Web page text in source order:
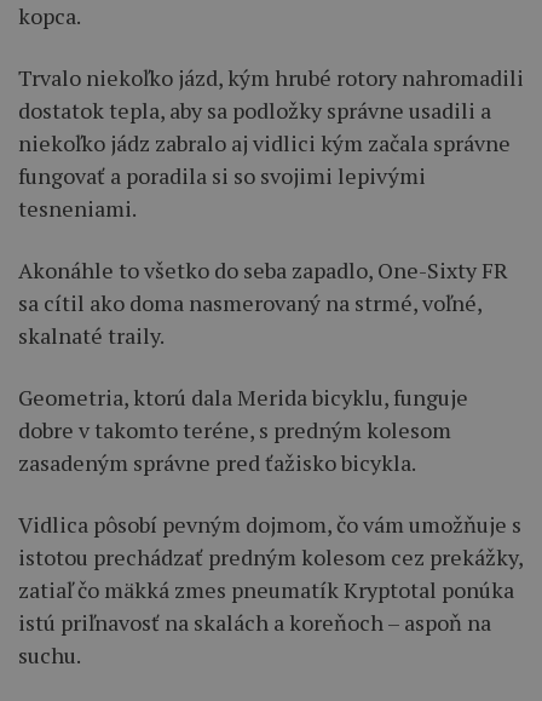
kopca.
Trvalo niekoľko jázd, kým hrubé rotory nahromadili
dostatok tepla, aby sa podložky správne usadili a
niekoľko jádz zabralo aj vidlici kým začala správne
fungovať a poradila si so svojimi lepivými
tesneniami.
Akonáhle to všetko do seba zapadlo, One-Sixty FR
sa cítil ako doma nasmerovaný na strmé, voľné,
skalnaté traily.
Geometria, ktorú dala Merida bicyklu, funguje
dobre v takomto teréne, s predným kolesom
zasadeným správne pred ťažisko bicykla.
Vidlica pôsobí pevným dojmom, čo vám umožňuje s
istotou prechádzať predným kolesom cez prekážky,
zatiaľ čo mäkká zmes pneumatík Kryptotal ponúka
istú priľnavosť na skalách a koreňoch – aspoň na
suchu.